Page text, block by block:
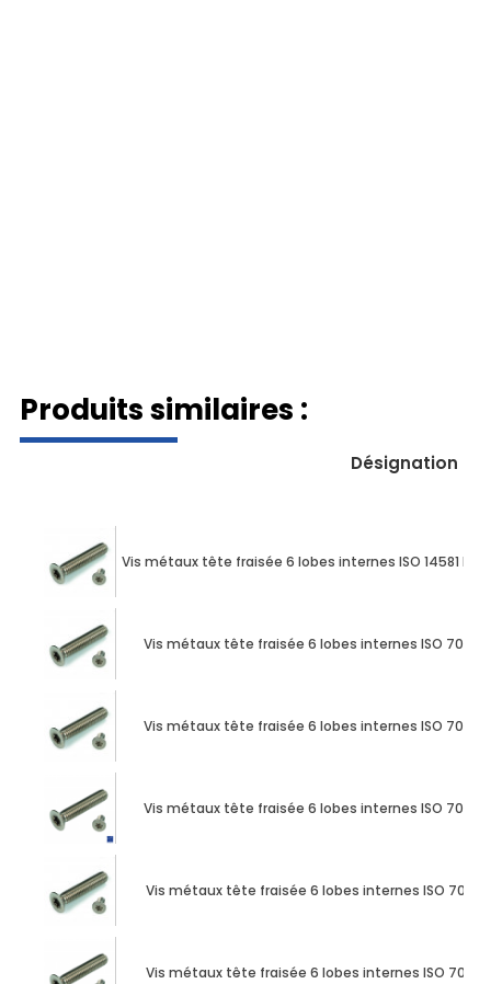
Produits similaires :
Désignation
Vis métaux tête fraisée 6 lobes internes ISO 14581 M8
Vis métaux tête fraisée 6 lobes internes ISO 7046
Vis métaux tête fraisée 6 lobes internes ISO 7046
Vis métaux tête fraisée 6 lobes internes ISO 7046
Vis métaux tête fraisée 6 lobes internes ISO 7046
Vis métaux tête fraisée 6 lobes internes ISO 7046